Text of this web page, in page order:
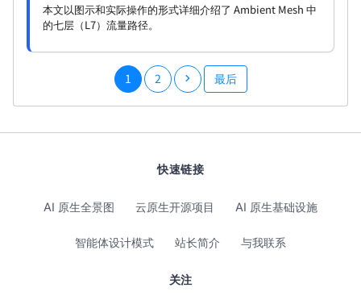
本文以图示和实际操作的形式详细介绍了 Ambient Mesh 中
的七层（L7）流量路径。
1 2 最后
快速链接
AI 原生全景图 云原生开源项目 AI 原生基础设施
智能体设计模式 站长简介 与我联系
关注